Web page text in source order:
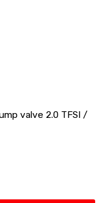
valve 2.0 TFSI /